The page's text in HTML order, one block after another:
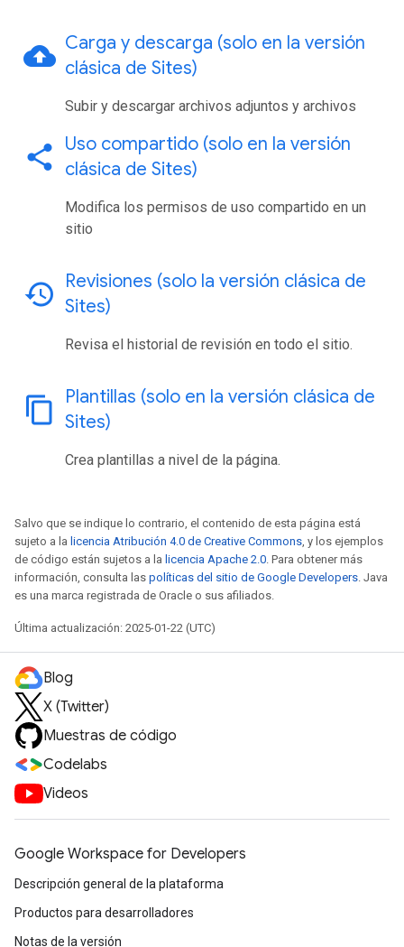
cloud_upload Carga y descarga (solo en la versión
clásica de Sites)
Subir y descargar archivos adjuntos y archivos
share Uso compartido (solo en la versión
clásica de Sites)
Modifica los permisos de uso compartido en un
sitio
history Revisiones (solo la versión clásica de
Sites)
Revisa el historial de revisión en todo el sitio.
content_copy
Plantillas (solo en la versión clásica de
Sites)
Crea plantillas a nivel de la página.
Salvo que se indique lo contrario, el contenido de esta página está
sujeto a la licencia Atribución 4.0 de Creative Commons, y los ejemplos
de código están sujetos a la licencia Apache 2.0. Para obtener más
información, consulta las políticas del sitio de Google Developers. Java
es una marca registrada de Oracle o sus afiliados.
Última actualización: 2025-01-22 (UTC)
Blog
X (Twitter)
Muestras de código
Codelabs
Videos
Google Workspace for Developers
Descripción general de la plataforma
Productos para desarrolladores
Notas de la versión